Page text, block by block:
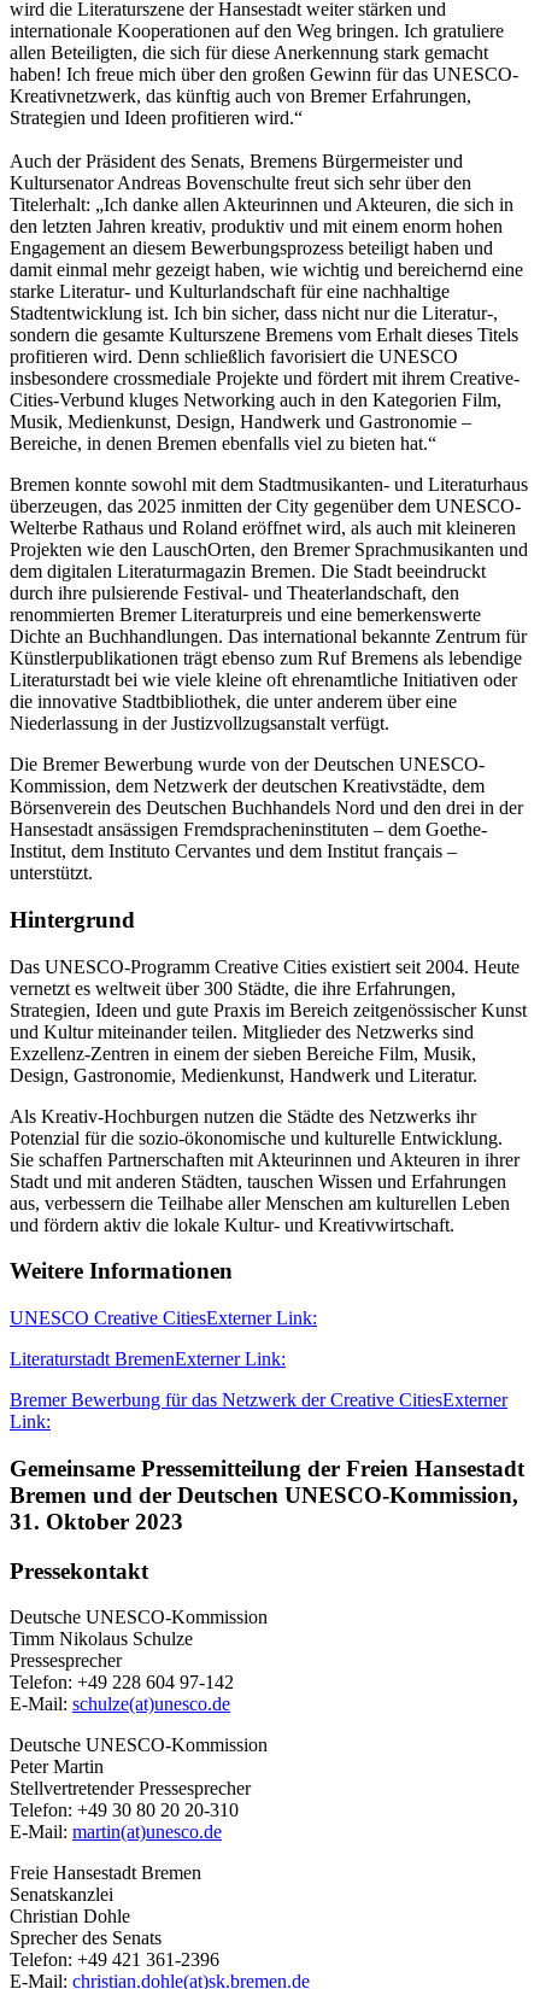
wird die Literaturszene der Hansestadt weiter stärken und
internationale Kooperationen auf den Weg bringen. Ich gratuliere
allen Beteiligten, die sich für diese Anerkennung stark gemacht
haben! Ich freue mich über den großen Gewinn für das UNESCO-
Kreativnetzwerk, das künftig auch von Bremer Erfahrungen,
Strategien und Ideen profitieren wird.“
Auch der Präsident des Senats, Bremens Bürgermeister und
Kultursenator Andreas Bovenschulte freut sich sehr über den
Titelerhalt: „Ich danke allen Akteurinnen und Akteuren, die sich in
den letzten Jahren kreativ, produktiv und mit einem enorm hohen
Engagement an diesem Bewerbungsprozess beteiligt haben und
damit einmal mehr gezeigt haben, wie wichtig und bereichernd eine
starke Literatur- und Kulturlandschaft für eine nachhaltige
Stadtentwicklung ist. Ich bin sicher, dass nicht nur die Literatur-,
sondern die gesamte Kulturszene Bremens vom Erhalt dieses Titels
profitieren wird. Denn schließlich favorisiert die UNESCO
insbesondere crossmediale Projekte und fördert mit ihrem Creative-
Cities-Verbund kluges Networking auch in den Kategorien Film,
Musik, Medienkunst, Design, Handwerk und Gastronomie –
Bereiche, in denen Bremen ebenfalls viel zu bieten hat.“
Bremen konnte sowohl mit dem Stadtmusikanten- und Literaturhaus
überzeugen, das 2025 inmitten der City gegenüber dem UNESCO-
Welterbe Rathaus und Roland eröffnet wird, als auch mit kleineren
Projekten wie den LauschOrten, den Bremer Sprachmusikanten und
dem digitalen Literaturmagazin Bremen. Die Stadt beeindruckt
durch ihre pulsierende Festival- und Theaterlandschaft, den
renommierten Bremer Literaturpreis und eine bemerkenswerte
Dichte an Buchhandlungen. Das international bekannte Zentrum für
Künstlerpublikationen trägt ebenso zum Ruf Bremens als lebendige
Literaturstadt bei wie viele kleine oft ehrenamtliche Initiativen oder
die innovative Stadtbibliothek, die unter anderem über eine
Niederlassung in der Justizvollzugsanstalt verfügt.
Die Bremer Bewerbung wurde von der Deutschen UNESCO-
Kommission, dem Netzwerk der deutschen Kreativstädte, dem
Börsenverein des Deutschen Buchhandels Nord und den drei in der
Hansestadt ansässigen Fremdspracheninstituten – dem Goethe-
Institut, dem Instituto Cervantes und dem Institut français –
unterstützt.
Hintergrund
Das UNESCO-Programm Creative Cities existiert seit 2004. Heute
vernetzt es weltweit über 300 Städte, die ihre Erfahrungen,
Strategien, Ideen und gute Praxis im Bereich zeitgenössischer Kunst
und Kultur miteinander teilen. Mitglieder des Netzwerks sind
Exzellenz-Zentren in einem der sieben Bereiche Film, Musik,
Design, Gastronomie, Medienkunst, Handwerk und Literatur.
Als Kreativ-Hochburgen nutzen die Städte des Netzwerks ihr
Potenzial für die sozio-ökonomische und kulturelle Entwicklung.
Sie schaffen Partnerschaften mit Akteurinnen und Akteuren in ihrer
Stadt und mit anderen Städten, tauschen Wissen und Erfahrungen
aus, verbessern die Teilhabe aller Menschen am kulturellen Leben
und fördern aktiv die lokale Kultur- und Kreativwirtschaft.
Weitere Informationen
UNESCO Creative CitiesExterner Link:
Literaturstadt BremenExterner Link:
Bremer Bewerbung für das Netzwerk der Creative CitiesExterner
Link:
Gemeinsame Pressemitteilung der Freien Hansestadt
Bremen und der Deutschen UNESCO-Kommission,
31. Oktober 2023
Pressekontakt
Deutsche UNESCO-Kommission
Timm Nikolaus Schulze
Pressesprecher
Telefon: +49 228 604 97-142
E-Mail: schulze(at)unesco.de
Deutsche UNESCO-Kommission
Peter Martin
Stellvertretender Pressesprecher
Telefon: +49 30 80 20 20-310
E-Mail: martin(at)unesco.de
Freie Hansestadt Bremen
Senatskanzlei
Christian Dohle
Sprecher des Senats
Telefon: +49 421 361-2396
E-Mail: christian.dohle(at)sk.bremen.de